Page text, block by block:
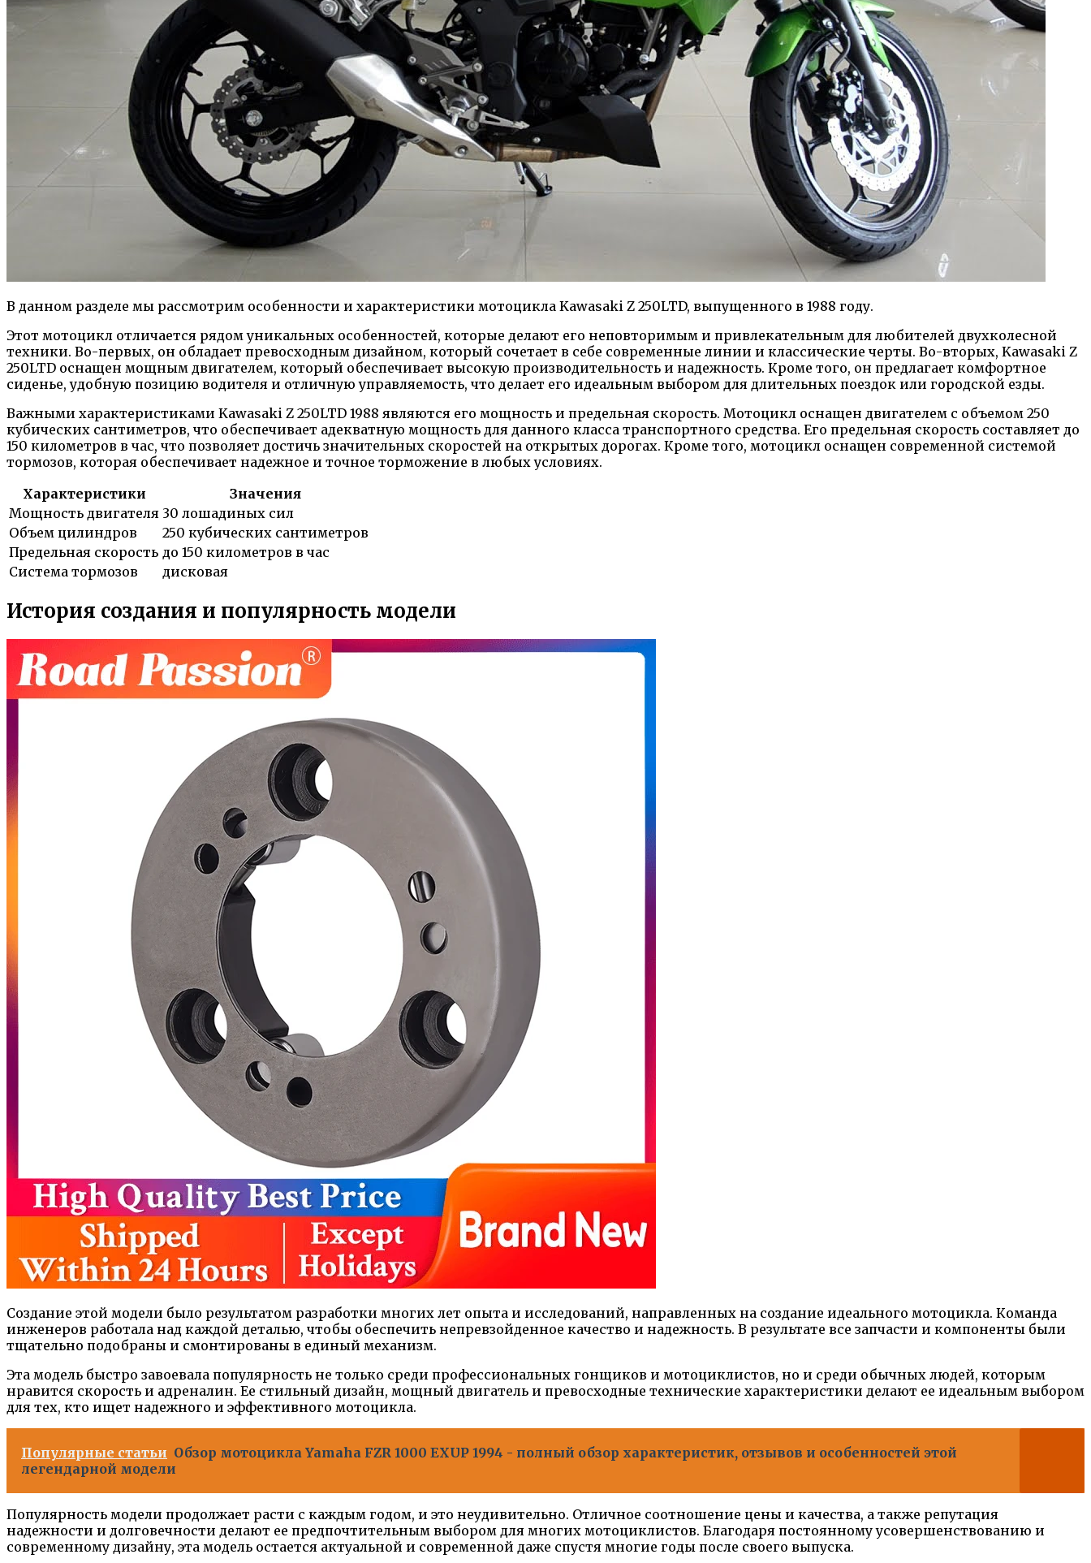
В данном разделе мы рассмотрим особенности и характеристики мотоцикла Kawasaki Z 250LTD, выпущенного в 1988 году.
Этот мотоцикл отличается рядом уникальных особенностей, которые делают его неповторимым и привлекательным для любителей двухколесной
техники. Во-первых, он обладает превосходным дизайном, который сочетает в себе современные линии и классические черты. Во-вторых, Kawasaki Z
250LTD оснащен мощным двигателем, который обеспечивает высокую производительность и надежность. Кроме того, он предлагает комфортное
сиденье, удобную позицию водителя и отличную управляемость, что делает его идеальным выбором для длительных поездок или городской езды.
Важными характеристиками Kawasaki Z 250LTD 1988 являются его мощность и предельная скорость. Мотоцикл оснащен двигателем с объемом 250
кубических сантиметров, что обеспечивает адекватную мощность для данного класса транспортного средства. Его предельная скорость составляет до
150 километров в час, что позволяет достичь значительных скоростей на открытых дорогах. Кроме того, мотоцикл оснащен современной системой
тормозов, которая обеспечивает надежное и точное торможение в любых условиях.
Характеристики
Значения
Мощность двигателя 30 лошадиных сил
Объем цилиндров
250 кубических сантиметров
Предельная скорость до 150 километров в час
Система тормозов
дисковая
История создания и популярность модели
Создание этой модели было результатом разработки многих лет опыта и исследований, направленных на создание идеального мотоцикла. Команда
инженеров работала над каждой деталью, чтобы обеспечить непревзойденное качество и надежность. В результате все запчасти и компоненты были
тщательно подобраны и смонтированы в единый механизм.
Эта модель быстро завоевала популярность не только среди профессиональных гонщиков и мотоциклистов, но и среди обычных людей, которым
нравится скорость и адреналин. Ее стильный дизайн, мощный двигатель и превосходные технические характеристики делают ее идеальным выбором
для тех, кто ищет надежного и эффективного мотоцикла.
Популярные статьи Обзор мотоцикла Yamaha FZR 1000 EXUP 1994 - полный обзор характеристик, отзывов и особенностей этой
легендарной модели
Популярность модели продолжает расти с каждым годом, и это неудивительно. Отличное соотношение цены и качества, а также репутация
надежности и долговечности делают ее предпочтительным выбором для многих мотоциклистов. Благодаря постоянному усовершенствованию и
современному дизайну, эта модель остается актуальной и современной даже спустя многие годы после своего выпуска.